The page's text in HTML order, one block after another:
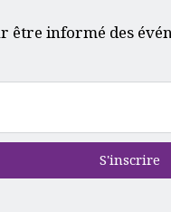
informé des
S'inscrire